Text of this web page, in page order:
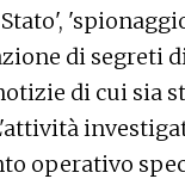
di segreti
di cui sia
operativo